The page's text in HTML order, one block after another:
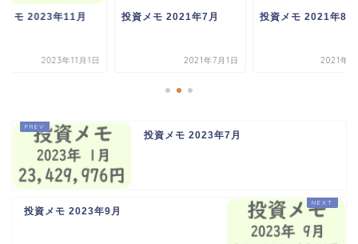
メモ 2023年11月
2023年11月1日
投資メモ 2021年7月
2021年7月1日
投資メモ 2021年8月
2021年8
投資メモ 2023年7月
投資メモ 2023年9月